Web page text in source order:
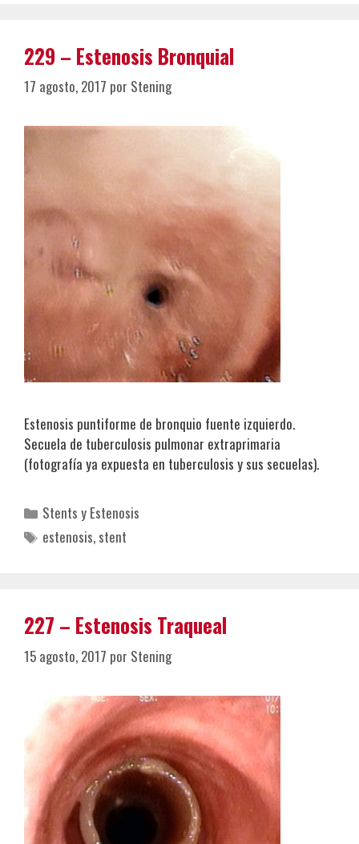
229 – Estenosis Bronquial
17 agosto, 2017 por Stening
Estenosis puntiforme de bronquio fuente izquierdo.
Secuela de tuberculosis pulmonar extraprimaria
(fotografía ya expuesta en tuberculosis y sus secuelas).
Categorías
Stents y Estenosis
Etiquetas
estenosis, stent
227 – Estenosis Traqueal
15 agosto, 2017 por Stening